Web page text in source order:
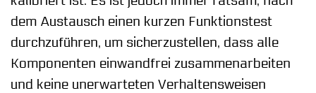
dem Austausch einen kurzen Funktionstest
durchzuführen, um sicherzustellen, dass alle
Komponenten einwandfrei zusammenarbeiten
und keine unerwarteten Verhaltensweisen